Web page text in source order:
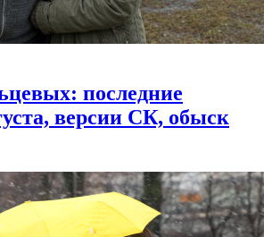
последние
версии СК, обыск